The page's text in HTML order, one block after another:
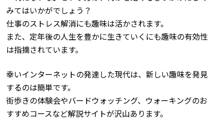
みてはいかがでしょう？
仕事のストレス解消にも趣味は活かされます。
また、定年後の人生を豊かに生きていくにも趣味の有効性
は指摘されています。
幸いインターネットの発達した現代は、新しい趣味を発見
するのは簡単です。
街歩きの体験会やバードウォッチング、ウォーキングのお
すすめコースなど解説サイトが沢山あります。